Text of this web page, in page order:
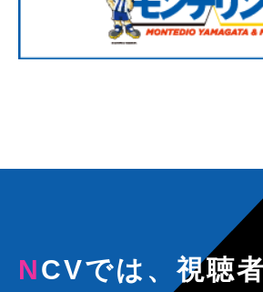
NCVでは、視聴者さまから